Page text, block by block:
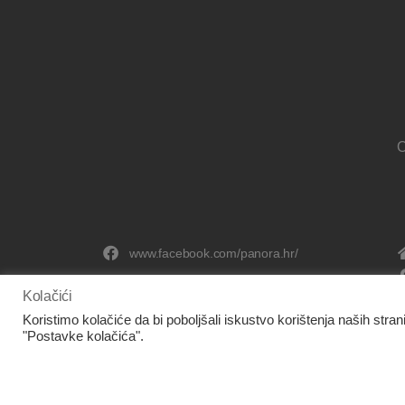
www.facebook.com/panora.hr/
Kolačići
Koristimo kolačiće da bi poboljšali iskustvo korištenja naših
"Postavke kolačića".